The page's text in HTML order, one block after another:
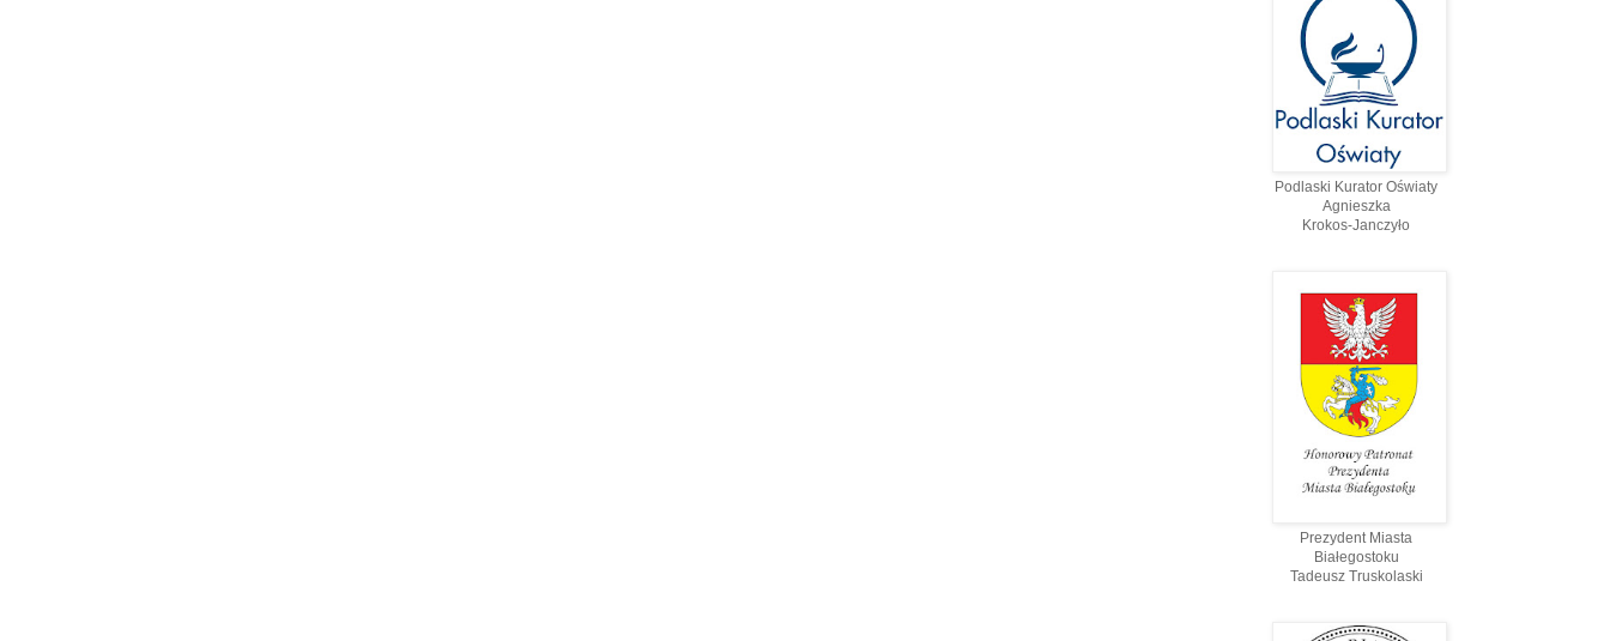
Podlaski Kurator Oświaty
Agnieszka
Krokos-Janczyło
Prezydent Miasta
Białegostoku
Tadeusz Truskolaski